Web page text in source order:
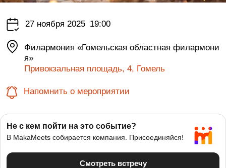
27 ноября 2025 19:00
Филармония «Гомельская областная филармони
я»
Привокзальная площадь, 4, Гомель
Напомнить о мероприятии